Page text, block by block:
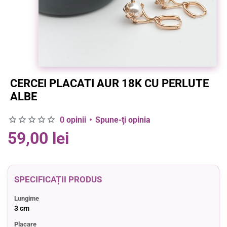
CERCEI PLACATI AUR 18K CU PERLUTE
ALBE
SPECIFICAȚII PRODUS
Lungime
3 cm
Placare
0 opinii • Spune-ţi opinia
59,00 lei